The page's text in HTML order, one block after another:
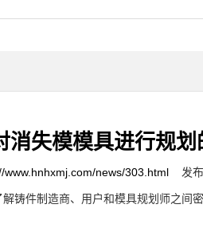
消失模模具进行规
www.hnhxmj.com/news/303.html 发
件制造商、用户和模具规划师之间